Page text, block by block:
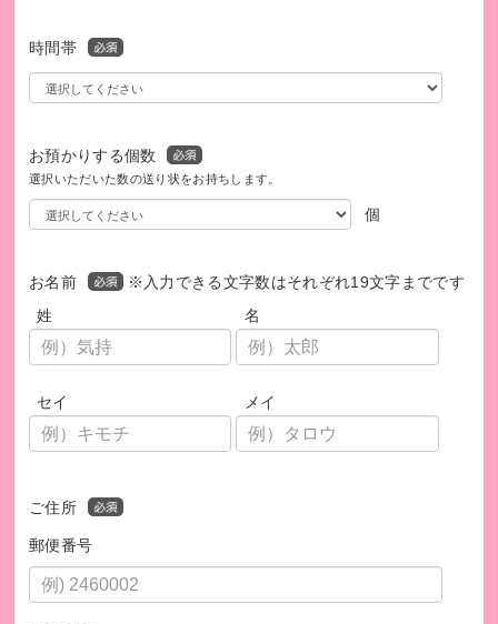
時間帯
お預かりする個数
選択いただいた数の送り状をお持ちします。
個
お名前
※入力できる文字数はそれぞれ19文字までです
姓
名
セイ メイ
ご住所
郵便番号